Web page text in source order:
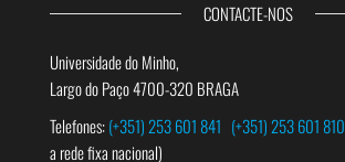
CONTACTE-NOS
Universidade do Minho,
Largo do Paço 4700-320 BRAGA
Telefones:(+351) 253 601 841 (+351) 253 601 810
a rede fixa nacional)